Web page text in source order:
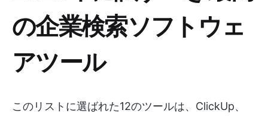
の企業検索ソフトウェ
アツール
このリストに選ばれた12のツールは、ClickUp、